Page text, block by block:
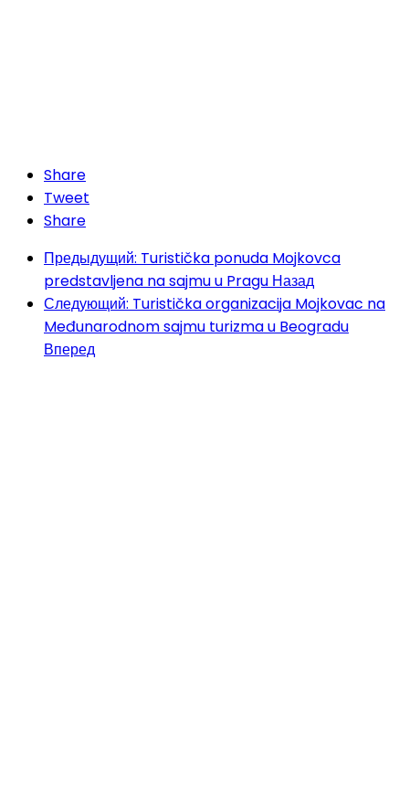
Share
Tweet
Share
Предыдущий: Turistička ponuda Mojkovca
predstavljena na sajmu u Pragu Назад
Следующий: Turistička organizacija Mojkovac na
Međunarodnom sajmu turizma u Beogradu
Вперед